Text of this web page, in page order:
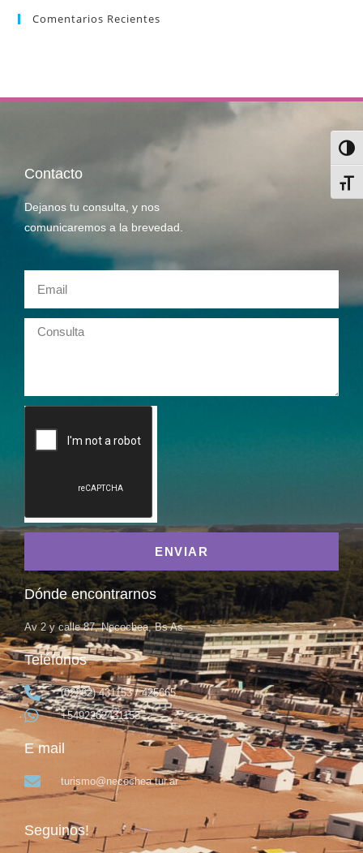
Comentarios Recientes
Contacto
Dejanos tu consulta, y nos
comunicaremos a la brevedad.
ENVIAR
Dónde encontrarnos
Av 2 y calle 87, Necochea, Bs As
Teléfonos
(02262) 431153 / 425665
+5492262431153
E mail
turismo@necochea.tur.ar
Seguinos!